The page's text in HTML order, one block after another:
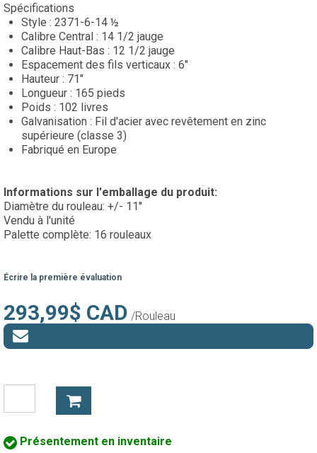
Spécifications
Style : 2371-6-14 ½
Calibre Central : 14 1/2 jauge
Calibre Haut-Bas : 12 1/2 jauge
Espacement des fils verticaux : 6"
Hauteur : 71"
Longueur : 165 pieds
Poids : 102 livres
Galvanisation : Fil d'acier avec revêtement en zinc
supérieure (classe 3)
Fabriqué en Europe
Informations sur l'emballage du produit:
Diamètre du rouleau: +/- 11''
Vendu à l'unité
Palette complète: 16 rouleaux
Écrire la première évaluation
293,99$ CAD /Rouleau
Présentement en inventaire